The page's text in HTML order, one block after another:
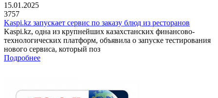
15.01.2025
3757
Kaspi.kz запускает сервис по заказу блюд из ресторанов
Kaspi.kz, одна из крупнейших казахстанских финансово-
технологических платформ, объявила о запуске тестирования
нового сервиса, который поз
Подробнее